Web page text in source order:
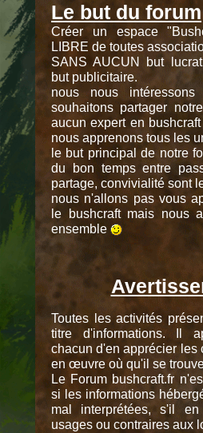
Le but du forum
Créer un espace
LIBRE de toutes
SANS AUCUN but
but publicitaire.
nous nous
souhaitons partager
aucun expert en
nous apprenons tous les
le but principal de notre
du bon temps entre
partage, convivialité sont
nous n'allons pas vous
le bushcraft mais nous
ensemble
Toutes les activités
titre d'informations. Il
chacun d'en apprécier les
en œuvre où qu'il se
Le Forum bushcraft.fr
si les informations
mal interprétées, s'il
usages ou contraires aux